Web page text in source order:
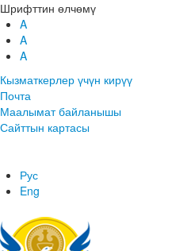
Шрифттин өлчөмү
A
A
A
Кызматкерлер үчүн кирүү
Почта
Маалымат байланышы
Сайттын картасы
Рус
Eng